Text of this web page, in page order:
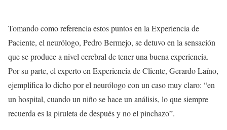
Tomando como referencia estos puntos en la Experiencia de
Paciente, el neurólogo, Pedro Bermejo, se detuvo en la sensación
que se produce a nivel cerebral de tener una buena experiencia.
Por su parte, el experto en Experiencia de Cliente, Gerardo Laíno,
ejemplifica lo dicho por el neurólogo con un caso muy claro: “en
un hospital, cuando un niño se hace un análisis, lo que siempre
recuerda es la piruleta de después y no el pinchazo”.